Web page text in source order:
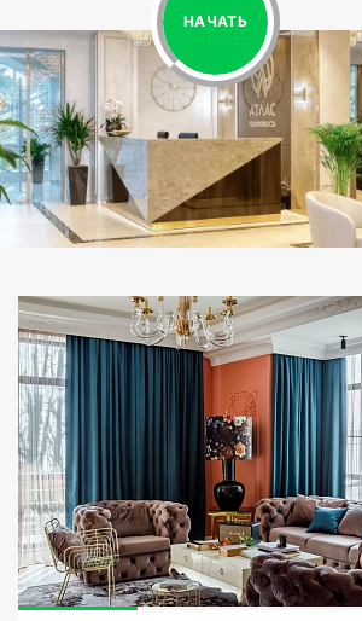
НАЧАТЬ
СМОТРЕТЬ ВСЕ ФОТО